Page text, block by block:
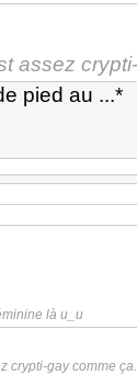
assez
pied au ...*
là u_u
crypti-gay comme